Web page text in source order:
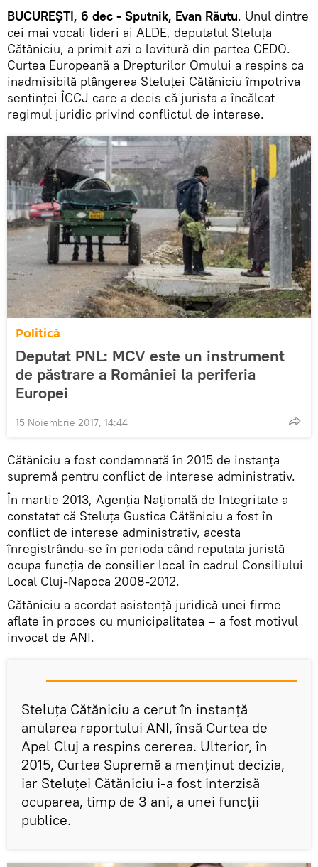
BUCUREȘTI, 6 dec - Sputnik, Evan Răutu. Unul dintre
cei mai vocali lideri ai ALDE, deputatul Steluța
Cătăniciu, a primit azi o lovitură din partea CEDO.
Curtea Europeană a Drepturilor Omului a respins ca
inadmisibilă plângerea Steluţei Cătăniciu împotriva
sentinţei ÎCCJ care a decis că jurista a încălcat
regimul juridic privind conflictul de interese.
Politică
Deputat PNL: MCV este un instrument
de păstrare a României la periferia
Europei
15 Noiembrie 2017, 14:44
Cătăniciu a fost condamnată în 2015 de instanţa
supremă pentru conflict de interese administrativ.
În martie 2013, Agenţia Naţională de Integritate a
constatat că Steluţa Gustica Cătăniciu a fost în
conflict de interese administrativ, acesta
înregistrându-se în perioda când reputata juristă
ocupa funcţia de consilier local în cadrul Consiliului
Local Cluj-Napoca 2008-2012.
Cătăniciu a acordat asistenţă juridică unei firme
aflate în proces cu municipalitatea – a fost motivul
invocat de ANI.
Steluţa Cătăniciu a cerut în instanță
anularea raportului ANI, însă Curtea de
Apel Cluj a respins cererea. Ulterior, în
2015, Curtea Supremă a menţinut decizia,
iar Steluței Cătăniciu i-a fost interzisă
ocuparea, timp de 3 ani, a unei funcții
publice.